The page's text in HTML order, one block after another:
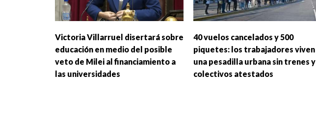
Victoria Villarruel disertará sobre
educación en medio del posible
veto de Milei al financiamiento a
las universidades
40 vuelos cancelados y 500
piquetes: los trabajadores viven
una pesadilla urbana sin trenes y
colectivos atestados